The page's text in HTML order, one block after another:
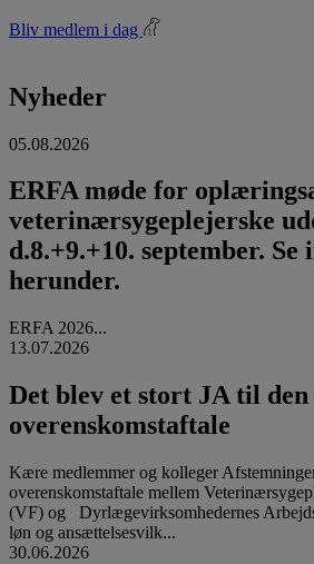
Bliv medlem i dag
Nyheder
05.08.2026
ERFA møde for
veterinærsygeplejerske
d.8.+9.+10. september.
herunder.
ERFA 2026...
13.07.2026
Det blev et stort JA til den
overenskomstaftale
Kære medlemmer og kolleger
overenskomstaftale mellem
(VF) og Dyrlægevirksomhedernes
løn og ansættelsesvilk...
30.06.2026